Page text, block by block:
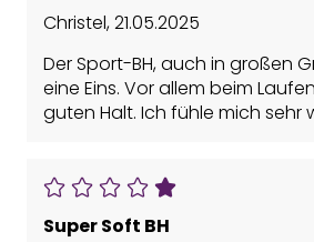
Christel,21.05.2025
Der Sport-BH, auch in großen
eine Eins. Vor allem beim
guten Halt. Ich fühle mich sehr
Super Soft BH